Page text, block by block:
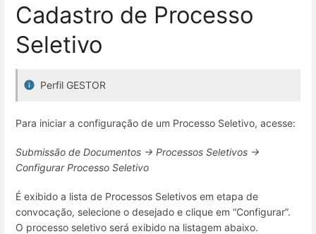
Cadastro de Processo
Seletivo
Perfil GESTOR
Para iniciar a configuração de um Processo Seletivo, acesse:
Submissão de Documentos → Processos Seletivos →
Configurar Processo Seletivo
É exibido a lista de Processos Seletivos em etapa de
convocação, selecione o desejado e clique em “Configurar”.
O processo seletivo será exibido na listagem abaixo.